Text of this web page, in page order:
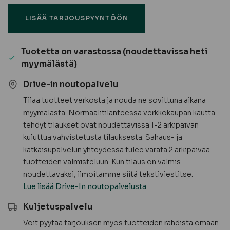
valkoinen
määrä
LISÄÄ TARJOUSPYYNTÖÖN
Tuotetta on varastossa (noudettavissa heti
myymälästä)
Drive-in noutopalvelu
Tilaa tuotteet verkosta ja nouda ne sovittuna aikana
myymälästä. Normaalitilanteessa verkkokaupan kautta
tehdyt tilaukset ovat noudettavissa 1-2 arkipäivän
kuluttua vahvistetusta tilauksesta. Sahaus- ja
katkaisupalvelun yhteydessä tulee varata 2 arkipäivää
tuotteiden valmisteluun. Kun tilaus on valmis
noudettavaksi, ilmoitamme siitä tekstiviestitse.
Lue lisää Drive-In noutopalvelusta
Kuljetuspalvelu
Voit pyytää tarjouksen myös tuotteiden rahdista omaan